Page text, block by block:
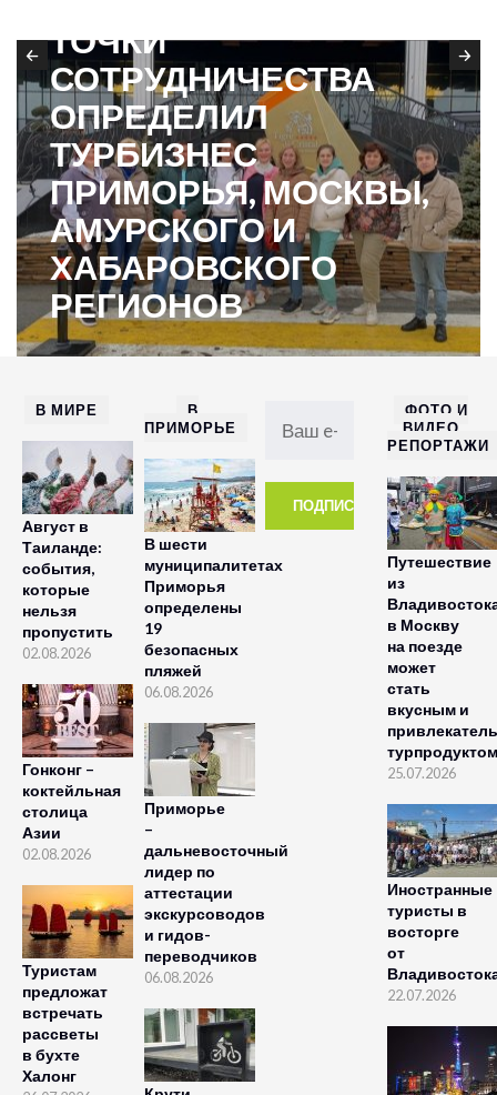
ТОЧКИ
СОТРУДНИЧЕСТВА
ОПРЕДЕЛИЛ
ТУРБИЗНЕС
ПРИМОРЬЯ, МОСКВЫ,
АМУРСКОГО И
ХАБАРОВСКОГО
РЕГИОНОВ
В МИРЕ
Август в
Таиланде:
события,
которые
нельзя
пропустить
02.08.2026
Гонконг –
коктейльная
столица
Азии
02.08.2026
Туристам
предложат
встречать
рассветы
в бухте
Халонг
В
ПРИМОРЬЕ
В шести
муниципалитетах
Приморья
определены
19
безопасных
пляжей
06.08.2026
Приморье
–
дальневосточный
лидер по
аттестации
экскурсоводов
и гидов-
переводчиков
06.08.2026
ФОТО И
ВИДЕО
РЕПОРТАЖИ
Путешествие
из
в Москву
на поезде
может
стать
вкусным и
турпродуктом
25.07.2026
Иностранные
туристы в
восторге
от
22.07.2026